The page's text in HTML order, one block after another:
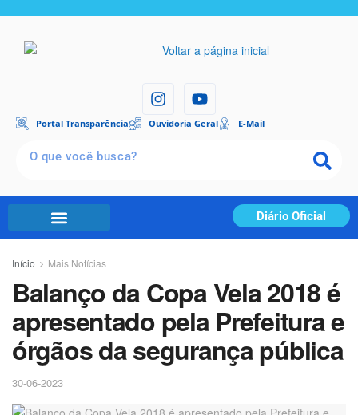
Portal Transparência Ouvidoria Geral E-Mail
Diário Oficial
Início Mais Notícias
Balanço da Copa Vela 2018 é
apresentado pela Prefeitura e
órgãos da segurança pública
30-06-2023